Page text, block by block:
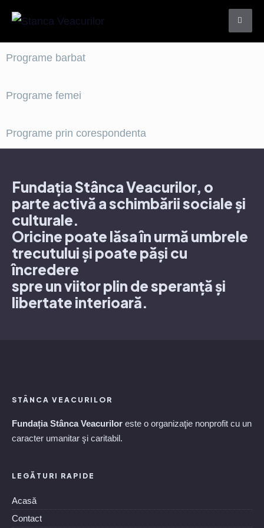
Programe barbat
Programe femei
Programe prin corespondenta
Fundația Stânca Veacurilor, o
parte activă a schimbării sociale și
culturale.
Oricine poate lăsa în urmă umbrele
trecutului și poate păși cu
încredere
spre un viitor plin de speranță și
libertate interioară.
STÂNCA VEACURILOR
Fundația Stânca Veacurilor este o organizaţie nonprofit cu un
caracter umanitar şi caritabil.
LEGĂTURI RAPIDE
Acasă
Contact